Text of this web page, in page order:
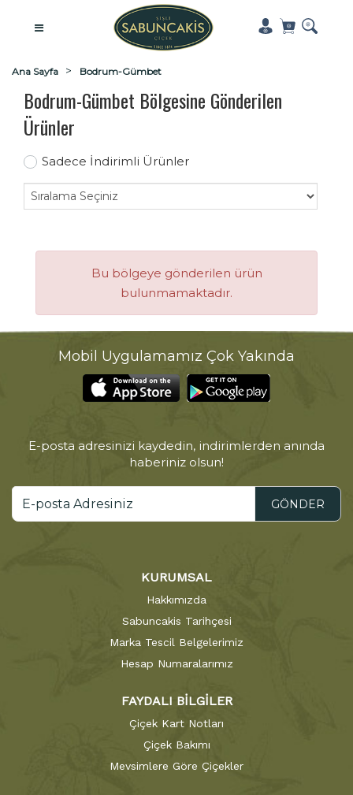
Ana Sayfa Bodrum-Gümbet
Bodrum-Gümbet Bölgesine Gönderilen
Ürünler
Sadece İndirimli Ürünler
Bu bölgeye gönderilen ürün
bulunmamaktadır.
Mobil Uygulamamız Çok Yakında
E-posta adresinizi kaydedin, indirimlerden anında
haberiniz olsun!
GÖNDER
KURUMSAL
Hakkımızda
Sabuncakis Tarihçesi
Marka Tescil Belgelerimiz
Hesap Numaralarımız
FAYDALI BİLGİLER
Çiçek Kart Notları
Çiçek Bakımı
Mevsimlere Göre Çiçekler